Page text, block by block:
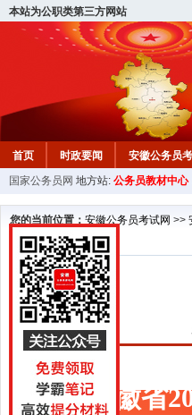
本站为公职类第三方网站
首页 时政要闻 安徽公务员
安徽公务员行测试题 在线咨询
国家公务员网 地方站: 公务员教材中
您的当前位置： 安徽公务员考试网 >>
安徽省